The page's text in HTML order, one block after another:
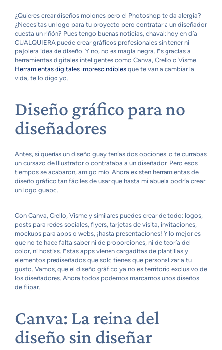
¿Quieres crear diseños molones pero el Photoshop te da alergia?
¿Necesitas un logo para tu proyecto pero contratar a un diseñador
cuesta un riñón? Pues tengo buenas noticias, chaval: hoy en día
CUALQUIERA puede crear gráficos profesionales sin tener ni
pajolera idea de diseño. Y no, no es magia negra. Es gracias a
herramientas digitales inteligentes como Canva, Crello o Visme.
Herramientas digitales imprescindibles que te van a cambiar la
vida, te lo digo yo.
Diseño gráfico para no
diseñadores
Antes, si querías un diseño guay tenías dos opciones: o te currabas
un cursazo de Illustrator o contrataba a un diseñador. Pero esos
tiempos se acabaron, amigo mío. Ahora existen herramientas de
diseño gráfico tan fáciles de usar que hasta mi abuela podría crear
un logo guapo.
Con Canva, Crello, Visme y similares puedes crear de todo: logos,
posts para redes sociales, flyers, tarjetas de visita, invitaciones,
mockups para apps o webs, ¡hasta presentaciones! Y lo mejor es
que no te hace falta saber ni de proporciones, ni de teoría del
color, ni hostias. Estas apps vienen cargaditas de plantillas y
elementos prediseñados que solo tienes que personalizar a tu
gusto. Vamos, que el diseño gráfico ya no es territorio exclusivo de
los diseñadores. Ahora todos podemos marcarnos unos diseños
de flipar.
Canva: La reina del
diseño sin diseñar